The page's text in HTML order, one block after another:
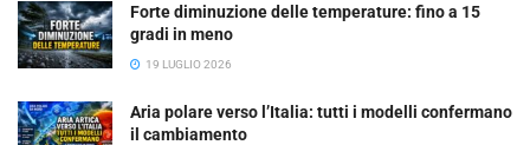
Forte diminuzione delle temperature: fino a 15
gradi in meno
19 LUGLIO 2026
Aria polare verso l’Italia: tutti i modelli confermano
il cambiamento